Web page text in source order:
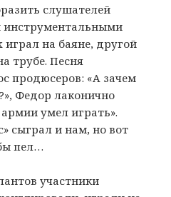
слушателей
на баяне, другой
трубе. Песня
продюсеров: «А зачем
Федор лаконично
умел играть».
сыграл и нам, но вот
пел…
участники